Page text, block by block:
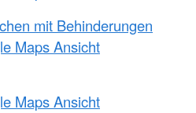
mit Behinderungen
Maps Ansicht
Maps Ansicht